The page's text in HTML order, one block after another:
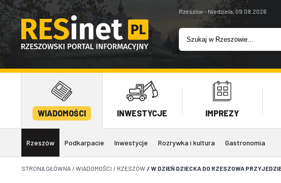
Rzeszów - Niedziela, 09.08.2026
WIADOMOŚCI INWESTYCJE IMPREZY
Rzeszów Podkarpacie Inwestycje Rozrywka i kultura Gastronomia
STRONA GŁÓWNA / WIADOMOŚCI / RZESZÓW / W DZIEŃ DZIECKA DO RZESZOWA